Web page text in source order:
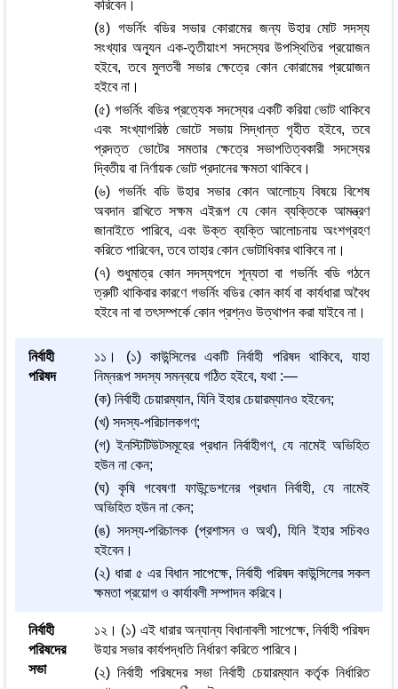
করিবেন।
(৪) গভর্নিং বডির সভার কোরামের জন্য উহার মোট সদস্য
সংখ্যার অন্যূন এক-তৃতীয়াংশ সদস্যের উপস্থিতির প্রয়োজন
হইবে, তবে মুলতবী সভার ক্ষেত্রে কোন কোরামের প্রয়োজন
হইবে না।
(৫) গভর্নিং বডির প্রত্যেক সদস্যের একটি করিয়া ভোট থাকিবে
এবং সংখ্যাগরিষ্ঠ ভোটে সভায় সিদ্ধান্ত গৃহীত হইবে, তবে
প্রদত্ত ভোটের সমতার ক্ষেত্রে সভাপতিত্বকারী সদস্যের
দ্বিতীয় বা নির্ণায়ক ভোট প্রদানের ক্ষমতা থাকিবে।
(৬) গভর্নিং বডি উহার সভার কোন আলোচ্য বিষয়ে বিশেষ
অবদান রাখিতে সক্ষম এইরূপ যে কোন ব্যক্তিকে আমন্ত্রণ
জানাইতে পারিবে, এবং উক্ত ব্যক্তি আলোচনায় অংশগ্রহণ
করিতে পারিবেন, তবে তাহার কোন ভোটাধিকার থাকিবে না।
(৭) শুধুমাত্র কোন সদস্যপদে শূন্যতা বা গভর্নিং বডি গঠনে
ত্রুটি থাকিবার কারণে গভর্নিং বডির কোন কার্য বা কার্যধারা অবৈধ
হইবে না বা তৎসম্পর্কে কোন প্রশ্নও উত্থাপন করা যাইবে না।
নির্বাহী
পরিষদ
১১। (১) কাউন্সিলের একটি নির্বাহী পরিষদ থাকিবে, যাহা
নিম্নরূপ সদস্য সমন্বয়ে গঠিত হইবে, যথা :—
(ক) নির্বাহী চেয়ারম্যান, যিনি ইহার চেয়ারম্যানও হইবেন;
(খ) সদস্য-পরিচালকগণ;
(গ) ইনস্টিটিউটসমূহের প্রধান নির্বাহীগণ, যে নামেই অভিহিত
হউন না কেন;
(ঘ) কৃষি গবেষণা ফাউন্ডেশনের প্রধান নির্বাহী, যে নামেই
অভিহিত হউন না কেন;
(ঙ) সদস্য-পরিচালক (প্রশাসন ও অর্থ), যিনি ইহার সচিবও
হইবেন।
(২) ধারা ৫ এর বিধান সাপেক্ষে, নির্বাহী পরিষদ কাউন্সিলের সকল
ক্ষমতা প্রয়োগ ও কার্যাবলী সম্পাদন করিবে।
নির্বাহী
পরিষদের
সভা
১২। (১) এই ধারার অন্যান্য বিধানাবলী সাপেক্ষে, নির্বাহী পরিষদ
উহার সভার কার্যপদ্ধতি নির্ধারণ করিতে পারিবে।
(২) নির্বাহী পরিষদের সভা নির্বাহী চেয়ারম্যান কর্তৃক নির্ধারিত